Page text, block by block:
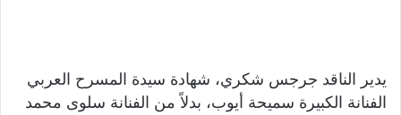
يدير الناقد جرجس شكري، شهادة سيدة المسرح العربي
الفنانة الكبيرة سميحة أيوب، بدلاً من الفنانة سلوى محمد